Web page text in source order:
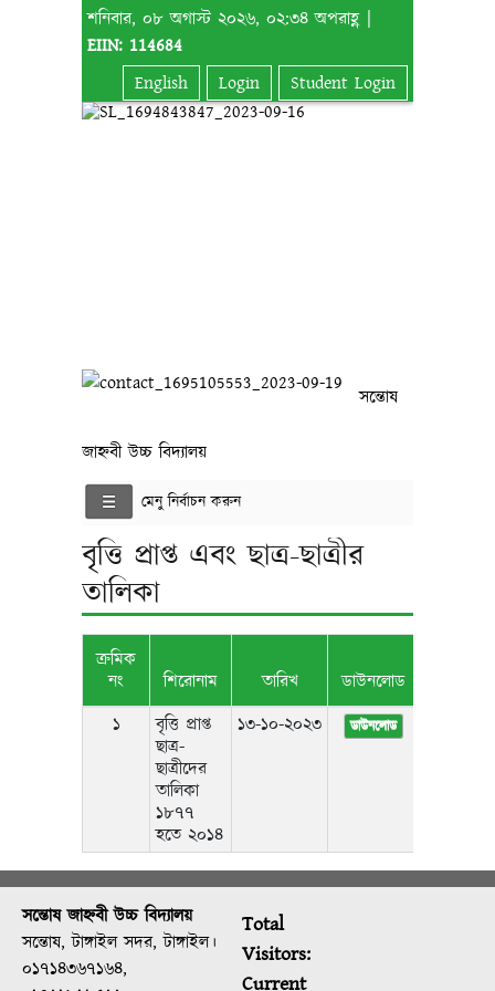
শনিবার, ০৮ অগাস্ট ২০২৬, ০২:৩৪ অপরাহ্ণ |
EIIN: 114684
English
Login Student Login
সন্তোষ
জাহ্নবী উচ্চ বিদ্যালয়
মেনু নির্বাচন করুন
বৃত্তি প্রাপ্ত এবং ছাত্র-ছাত্রীর
তালিকা
ক্রমিক
নং
শিরোনাম তারিখ
ডাউনলোড
১
বৃত্তি প্রাপ্ত
ছাত্র-
ছাত্রীদের
তালিকা
১৮৭৭
হতে ২০১৪
১৩-১০-২০২৩ ডাউনলোড
সন্তোষ জাহ্নবী উচ্চ বিদ্যালয়
সন্তোষ, টাঙ্গাইল সদর, টাঙ্গাইল।
০১৭১৪৩৬৭১৬৪,
Total
Visitors:
Current